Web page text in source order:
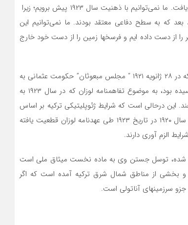
جغرافیایی سیاسی ترکیه به ۷۸۰ متر مربع و شرایط فعلی تنزل یافت. ما نمی‌توانیم با ذهنیت سال ۱۹۲۳ پیش برویم؛ زیرا
که به سطح دفاعی معتقد بودند. ما نمی‌توانیم این
از دست داده ایم و فرسخها زمین را از دست خود خارج
در حقیقت، اردوغان و همفکرانش پیش از طرح مفاد میثاق ملی که در ۲۸ ژانویه ۱۹۲۱ “ مجلس مبعوثان” حکومت عثمانی به
منظور پایان بخشیدن به جنگ جهانی اول با ۷ ماده به امضا رسیده بود، به موضوع تفاهمنامه لوزان که در سال ۱۹۲۳ به
این درحالی است که شرایط ژئوپلیتیکی ترکیه بر اساس
میثاق ملی قابل تغییر نیست و قرارداد امضا شده میثاق ملی به سال ۱۹۲۰ در تاریخ ۱۹۲۳ طی عهدنامه لوزان قطعیت یافته
الزم آوری دارند.
شده، توسل جستن وی به ماده نخست میثاق ملی است
و بخشی از مناطق شمال شرق ترکیه آمده است که اگر
سرزمینهای آناتولی است.